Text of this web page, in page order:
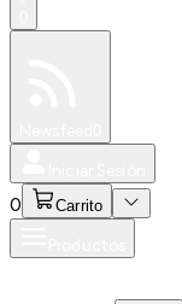
0 Carrito